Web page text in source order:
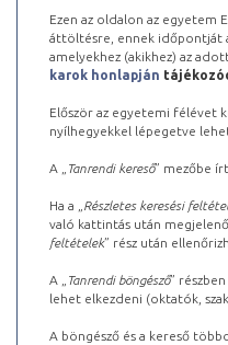
Ezen az oldalon az egyetem
áttöltésre, ennek időpontját
amelyekhez (akikhez) az
karok honlapján
Először az egyetemi félévet
nyílhegyekkel lépegetve
A „ Tanrendi kereső” mezőbe
Ha a „ Részletes keresési
való kattintás után
feltételek” rész után
A „ Tanrendi böngésző”
lehet elkezdeni (oktatók,
A böngésző és a kereső